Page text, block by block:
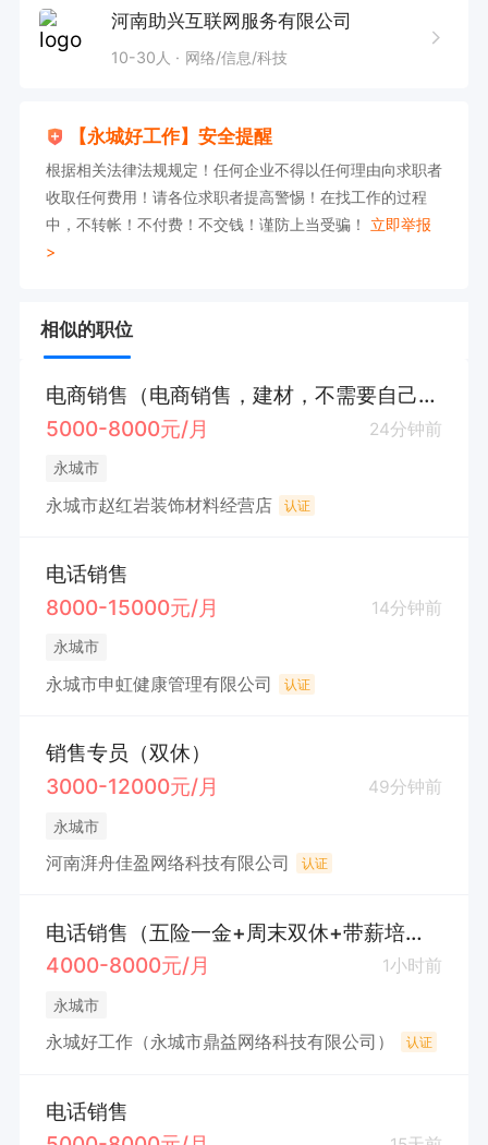
河南助兴互联网服务有限公司
10-30人 网络/信息/科技
【永城好工作】安全提醒
根据相关法律法规规定！任何企业不得以任何理由向求职者
收取任何费用！请各位求职者提高警惕！在找工作的过程
中，不转帐！不付费！不交钱！谨防上当受骗！ 立即举报
>
相似的职位
电商销售（电商销售，建材，不需要自己找客户）
5000-8000元/月
24分钟前
永城市
永城市赵红岩装饰材料经营店 认证
电话销售
8000-15000元/月
14分钟前
永城市
永城市申虹健康管理有限公司 认证
销售专员（双休）
3000-12000元/月
49分钟前
永城市
河南湃舟佳盈网络科技有限公司 认证
电话销售（五险一金+周末双休+带薪培训）
4000-8000元/月
1小时前
永城市
永城好工作（永城市鼎益网络科技有限公司） 认证
电话销售